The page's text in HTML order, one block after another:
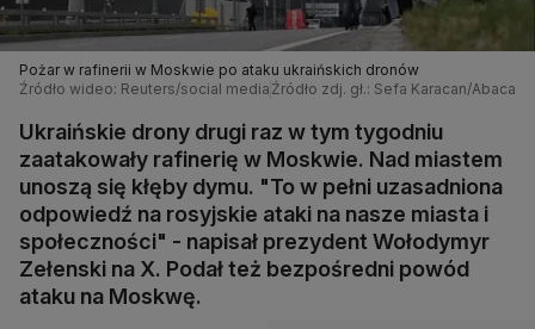
Pożar w rafinerii w Moskwie po ataku ukraińskich dronów
Źródło wideo: Reuters/social media Źródło zdj. gł.: Sefa Karacan/Abaca/
Ukraińskie drony drugi raz w tym tygodniu
zaatakowały rafinerię w Moskwie. Nad miastem
unoszą się kłęby dymu. "To w pełni uzasadniona
odpowiedź na rosyjskie ataki na nasze miasta i
społeczności" - napisał prezydent Wołodymyr
Zełenski na X. Podał też bezpośredni powód
ataku na Moskwę.